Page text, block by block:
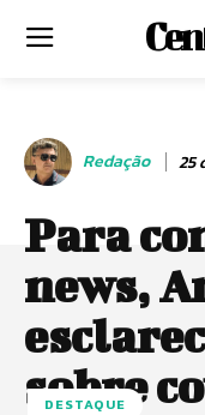
Redação 25
Para
news,
sobre
DESTAQUE